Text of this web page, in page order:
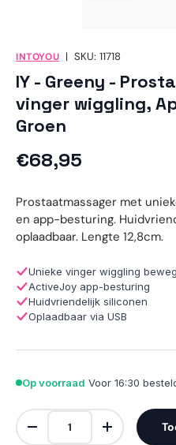
INTOYOU |SKU: 11718
IY - Greeny -
vinger wiggling,
Groen
Reguliere prijs
€68,95
Prostaatmassager met
en app-besturing.
oplaadbaar. Lengte 12,8cm.
Unieke vinger wiggling
ActiveJoy app-besturing
Huidvriendelijk siliconen
Oplaadbaar via USB
Op voorraad Voor 16:30
Aantal
Verlaag de hoeveelheid
Verhoog de